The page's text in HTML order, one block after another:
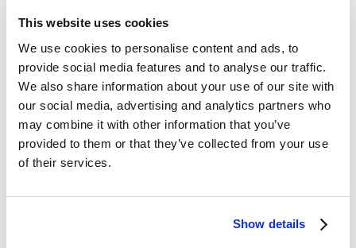
This website uses cookies
We use cookies to personalise content and ads, to
provide social media features and to analyse our traffic.
We also share information about your use of our site with
our social media, advertising and analytics partners who
may combine it with other information that you’ve
provided to them or that they’ve collected from your use
of their services.
Show details
Altura modelo:1.89 m
GUÍA DE TALLAS
DETALLES DEL PRODUCTO
DESCRIPCIÓN
HM8000011
- Hackett London
- Presenta bolsillos cargo de parche con solapas, trabillas
para cinturón, cierre de cremallera y etiqueta con logo en el
ENVÍO Y DEVOLUCIONES
Envíos y devoluciones GRATUITOS